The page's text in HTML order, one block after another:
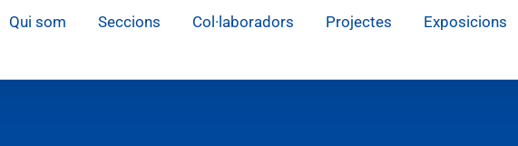
Qui som Seccions Col·laboradors Projectes Exposicions